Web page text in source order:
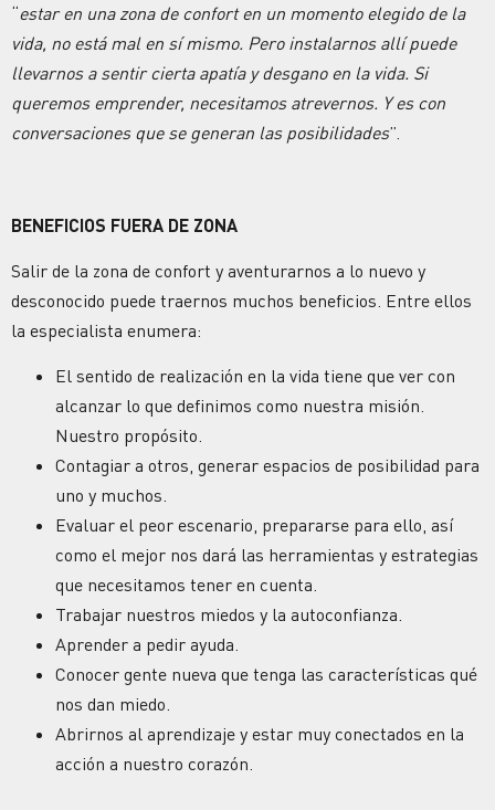
“estar en una zona de confort en un momento elegido de la
vida, no está mal en sí mismo. Pero instalarnos allí puede
llevarnos a sentir cierta apatía y desgano en la vida. Si
queremos emprender, necesitamos atrevernos. Y es con
conversaciones que se generan las posibilidades”.
BENEFICIOS FUERA DE ZONA
Salir de la zona de confort y aventurarnos a lo nuevo y
desconocido puede traernos muchos beneficios. Entre ellos
la especialista enumera:
El sentido de realización en la vida tiene que ver con
alcanzar lo que definimos como nuestra misión.
Nuestro propósito.
Contagiar a otros, generar espacios de posibilidad para
uno y muchos.
Evaluar el peor escenario, prepararse para ello, así
como el mejor nos dará las herramientas y estrategias
que necesitamos tener en cuenta.
Trabajar nuestros miedos y la autoconfianza.
Aprender a pedir ayuda.
Conocer gente nueva que tenga las características qué
nos dan miedo.
Abrirnos al aprendizaje y estar muy conectados en la
acción a nuestro corazón.